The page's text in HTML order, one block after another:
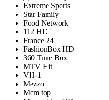
Extreme Sports
Star Family
Food Network
112 HD
France 24
FashionBox HD
360 Tune Box
MTV Hit
VH-1
Mezzo
Mcm top